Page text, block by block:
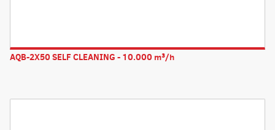
AQB-2X50 SELF CLEANING - 10.000 m³/h